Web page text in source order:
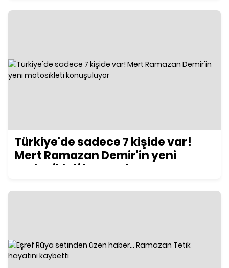
Türkiye'de sadece 7 kişide var!
Mert Ramazan Demir'in yeni
motosikleti konuşuluyor